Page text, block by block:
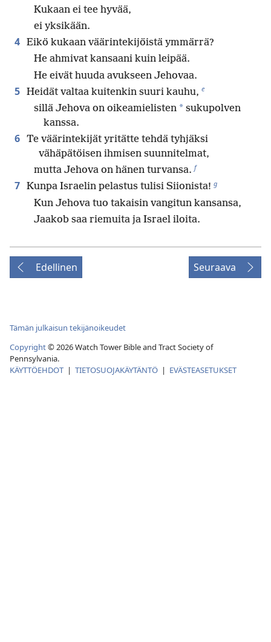
Kukaan ei tee hyvää,
ei yksikään.
4 Eikö kukaan väärintekijöistä ymmärrä?
He ahmivat kansaani kuin leipää.
He eivät huuda avukseen Jehovaa.
5 Heidät valtaa kuitenkin suuri kauhu, e
sillä Jehova on oikeamielisten * sukupolven
kanssa.
6 Te väärintekijät yritätte tehdä tyhjäksi
vähäpätöisen ihmisen suunnitelmat,
mutta Jehova on hänen turvansa. f
7 Kunpa Israelin pelastus tulisi Siionista! g
Kun Jehova tuo takaisin vangitun kansansa,
Jaakob saa riemuita ja Israel iloita.
Edellinen Seuraava
Tämän julkaisun tekijänoikeudet
Copyright©2026Watch Tower Bible and Tract Society of
Pennsylvania.
KÄYTTÖEHDOT | TIETOSUOJAKÄYTÄNTÖ | EVÄSTEASETUKSET